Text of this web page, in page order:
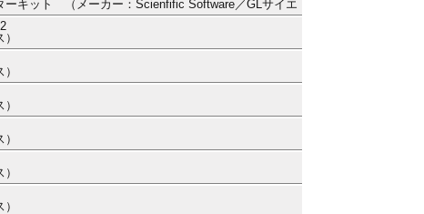
ーキット （メーカー：Scienfific Software／GLサイエ